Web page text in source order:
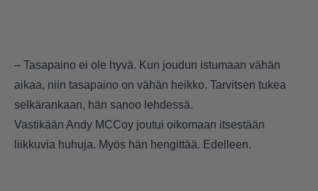
– Tasapaino ei ole hyvä. Kun joudun istumaan vähän
aikaa, niin tasapaino on vähän heikko. Tarvitsen tukea
selkärankaan, hän sanoo lehdessä.
Vastikään Andy MCCoy joutui oikomaan itsestään
liikkuvia huhuja. Myös hän hengittää. Edelleen.